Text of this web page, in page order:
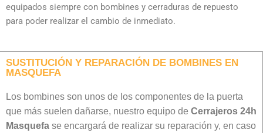
equipados siempre con bombines y cerraduras de repuesto
para poder realizar el cambio de inmediato.
SUSTITUCIÓN Y REPARACIÓN DE BOMBINES EN
MASQUEFA
Los bombines son unos de los componentes de la puerta
que más suelen dañarse, nuestro equipo de Cerrajeros 24h
Masquefa se encargará de realizar su reparación y, en caso